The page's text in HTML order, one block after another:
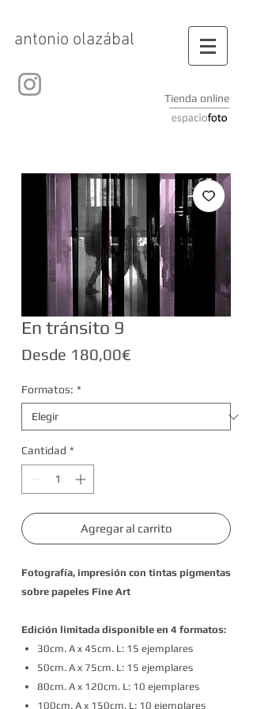
antonio olazábal
Tienda online
En tránsito 9
Desde 180,00€
Formatos: *
Cantidad *
Agregar al carrito
Fotografía, impresión con tintas pigmentas
sobre papeles Fine Art
Edición limitada disponible en 4 formatos:
30cm. A x 45cm. L: 15 ejemplares
50cm. A x 75cm. L: 15 ejemplares
80cm. A x 120cm. L: 10 ejemplares
100cm. A x 150cm. L: 10 ejemplares